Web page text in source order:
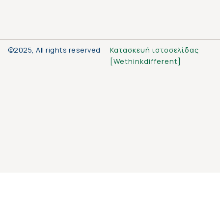
©2025, All rights reserved
Κατασκευή ιστοσελίδας
[Wethinkdifferent